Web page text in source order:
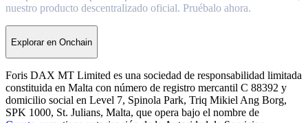
nuestro producto descentralizado oficial. Pruébalo ahora.
Explorar en Onchain
Foris DAX MT Limited es una sociedad de responsabilidad limitada
constituida en Malta con número de registro mercantil C 88392 y
domicilio social en Level 7, Spinola Park, Triq Mikiel Ang Borg,
SPK 1000, St. Julians, Malta, que opera bajo el nombre de